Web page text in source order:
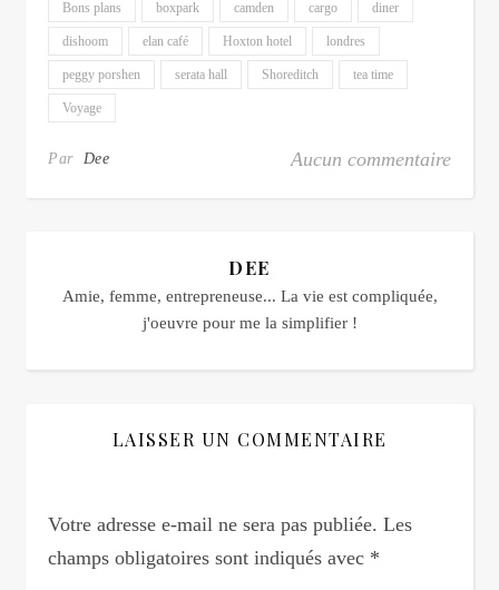
Bons plans boxpark camden cargo diner
dishoom elan café Hoxton hotel londres
peggy porshen serata hall Shoreditch tea time
Voyage
Par Dee Aucun commentaire
DEE
Amie, femme, entrepreneuse... La vie est compliquée,
j'oeuvre pour me la simplifier !
LAISSER UN COMMENTAIRE
Votre adresse e-mail ne sera pas publiée. Les
champs obligatoires sont indiqués avec *